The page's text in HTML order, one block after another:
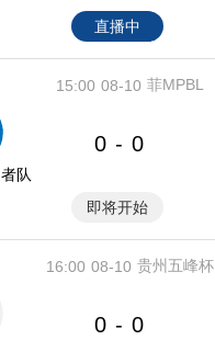
直播中
08-10
15:00 菲MPBL
队
0 - 0
即将开始
08-10
16:00 贵州五峰杯
0 - 0